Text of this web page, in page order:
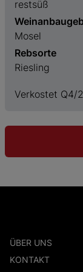
restsüß
Mosel
Rebsorte
Riesling
Verkostet Q4/
ÜBER UNS
KONTAKT